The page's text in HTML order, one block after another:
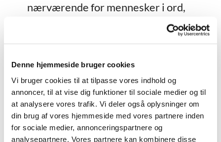
Denne hjemmeside bruger cookies
Vi bruger cookies til at tilpasse vores indhold og
annoncer, til at vise dig funktioner til sociale medier og til
at analysere vores trafik. Vi deler også oplysninger om
din brug af vores hjemmeside med vores partnere inden
for sociale medier, annonceringspartnere og
analysepartnere. Vores partnere kan kombinere disse
nærværende for mennesker i ord,
Dette udfoldes i gudstjenesten og i
Fornyende
Der skal være plads til, at prøve nye
arbejdsformer, sprog og musik, som
tjener kirkens bekendelse og grundlag.